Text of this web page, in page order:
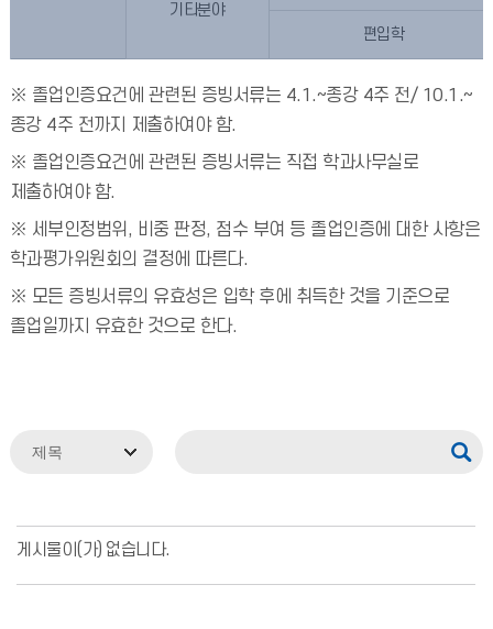
기타분야
편입학
※ 졸업인증요건에 관련된 증빙서류는 4.1.~종강 4주 전/ 10.1.~
종강 4주 전까지 제출하여야 함.
※ 졸업인증요건에 관련된 증빙서류는 직접 학과사무실로
제출하여야 함.
※ 세부인정범위, 비중 판정, 점수 부여 등 졸업인증에 대한 사항은
학과평가위원회의 결정에 따른다.
※ 모든 증빙서류의 유효성은 입학 후에 취득한 것을 기준으로
졸업일까지 유효한 것으로 한다.
게시물이(가) 없습니다.